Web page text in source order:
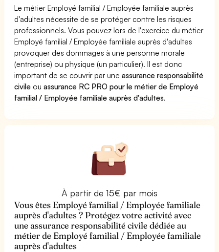
Le métier Employé familial / Employée familiale auprès
d'adultes nécessite de se protéger contre les risques
professionnels. Vous pouvez lors de l'exercice du métier
Employé familial / Employée familiale auprès d'adultes
provoquer des dommages à une personne morale
(entreprise) ou physique (un particulier). Il est donc
important de se couvrir par uneassurance responsabilité
civile ouassurance RC PRO pour le métier de Employé
familial / Employée familiale auprès d'adultes.
À partir de 15€ par mois
Vous êtes Employé familial / Employée familiale
auprès d'adultes ? Protégez votre activité avec
une assurance responsabilité civile dédiée au
métier de Employé familial / Employée familiale
auprès d'adultes